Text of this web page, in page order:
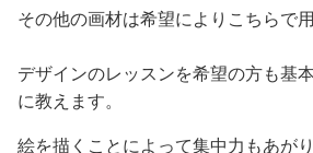
その他の画材は希望によりこちらで
デザインのレッスンを希望の方も基
に教えます。
絵を描くことによって集中力もあが